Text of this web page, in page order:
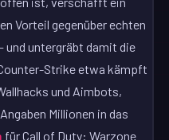
Vorteil gegenüber echten
und untergräbt damit die
Strike etwa kämpft
und Aimbots,
Millionen in das
für Call of Duty: Warzone